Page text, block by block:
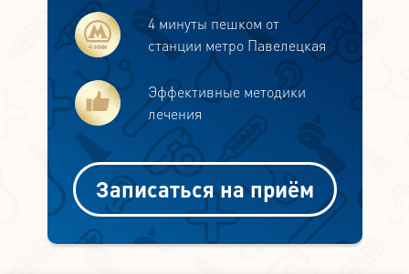
4 минуты пешком от
станции метро Павелецкая
Эффективные методики
лечения
Записаться на приём